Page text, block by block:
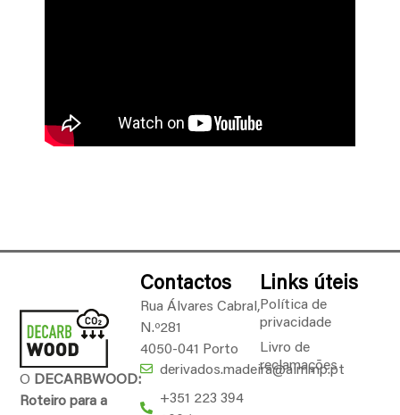
O DECARBWOOD:
Roteiro para a
Links úteis
Política de
privacidade
Livro de
reclamações
Contactos
Rua Álvares Cabral,
N.º281
4050-041 Porto
derivados.madeira@aimmp.pt
+351 223 394